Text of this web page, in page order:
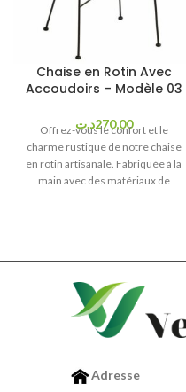
Chaise en Rotin Avec
Accoudoirs – Modèle 03
270,00د.ت
Offrez-vous le confort et le
charme rustique de notre chaise
en rotin artisanale. Fabriquée à la
main avec des matériaux de
parfaitement à votre intérieur ou à
votre terrasse. Avec sa légèreté et
sa résistance, cette chaise est
idéale pour les moments de
détente et les réunions
amis. Couleur : Beige Détails
techniques : Poids : 6.3kg
Adresse